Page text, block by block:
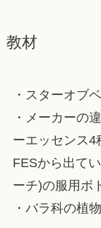
教材
・スターオブ
・メーカーの
ーエッセンス4
FESから出て
ーチ)の服用ボ
・バラ科の植